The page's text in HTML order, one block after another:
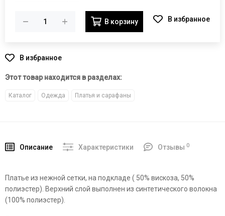
В корзину
Этот товар находится в разделах:
Каталог Одежда Платья и сарафаны
Описание Характеристики Отзывы 0
Платье из нежной сетки, на подкладе ( 50% вискоза, 50%
полиэстер). Верхний слой выполнен из синтетического волокна
(100% полиэстер).